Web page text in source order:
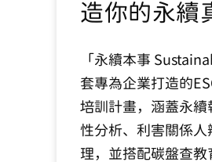
造你的永續
「永續本事
套專為企業打造的
培訓計畫，涵蓋永續
性分析、利害關係
理，並搭配碳盤查教